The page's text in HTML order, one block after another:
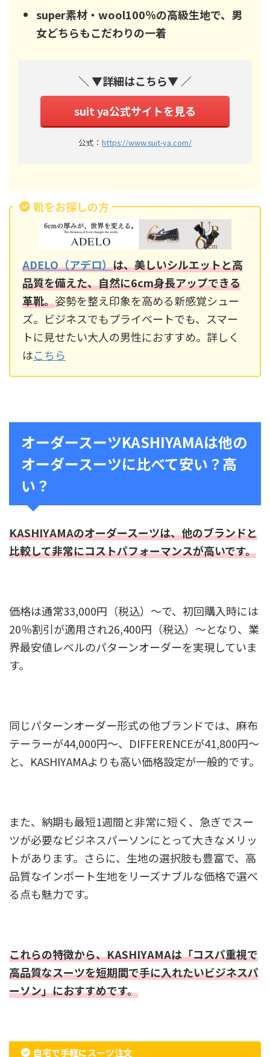
super素材・wool100％の高級生地で、男
女どちらもこだわりの一着
＼ ▼詳細はこちら▼ ／
suit ya公式サイトを見る
公式： https://www.suit-ya.com/
靴をお探しの方
ADELO（アデロ）は、美しいシルエットと高
品質を備えた、自然に6cm身長アップできる
革靴。姿勢を整え印象を高める新感覚シュー
ズ。ビジネスでもプライベートでも、スマー
トに見せたい大人の男性におすすめ。詳しく
はこちら
オーダースーツKASHIYAMAは他の
オーダースーツに比べて安い？高
い？
KASHIYAMAのオーダースーツは、他のブランドと
比較して非常にコストパフォーマンスが高いです。
価格は通常33,000円（税込）～で、初回購入時には
20％割引が適用され26,400円（税込）～となり、業
界最安値レベルのパターンオーダーを実現していま
す。
同じパターンオーダー形式の他ブランドでは、麻布
テーラーが44,000円～、DIFFERENCEが41,800円～
と、KASHIYAMAよりも高い価格設定が一般的です。
また、納期も最短1週間と非常に短く、急ぎでスー
ツが必要なビジネスパーソンにとって大きなメリッ
トがあります。さらに、生地の選択肢も豊富で、高
品質なインポート生地をリーズナブルな価格で選べ
る点も魅力です。
これらの特徴から、KASHIYAMAは「コスパ重視で
高品質なスーツを短期間で手に入れたいビジネスパ
ーソン」におすすめです。
自宅で手軽にスーツ注文